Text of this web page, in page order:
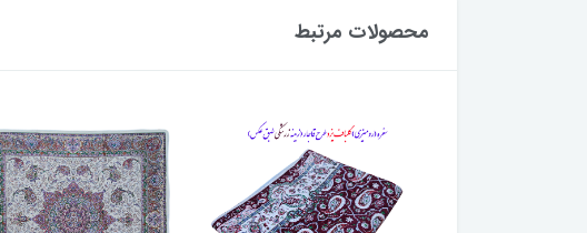
محصولات مرتبط